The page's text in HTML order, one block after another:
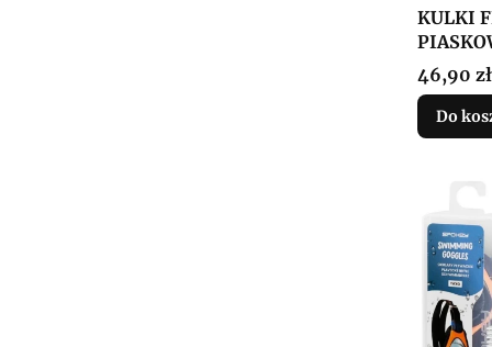
KULKI
Cena
46,90 zł
Do